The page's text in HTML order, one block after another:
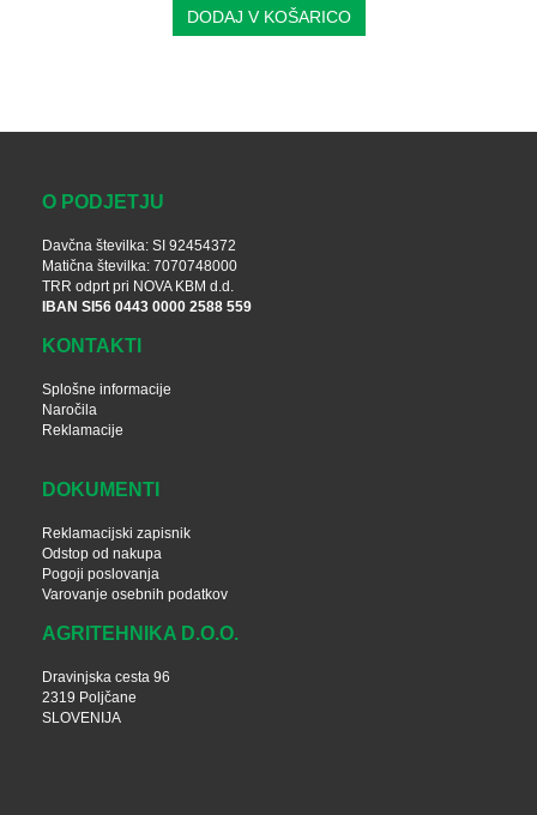
DODAJ V KOŠARICO
O PODJETJU
Davčna številka: SI 92454372
Matična številka: 7070748000
TRR odprt pri NOVA KBM d.d.
IBAN SI56 0443 0000 2588 559
KONTAKTI
Splošne informacije
Naročila
Reklamacije
DOKUMENTI
Reklamacijski zapisnik
Odstop od nakupa
Pogoji poslovanja
Varovanje osebnih podatkov
AGRITEHNIKA D.O.O.
Dravinjska cesta 96
2319 Poljčane
SLOVENIJA